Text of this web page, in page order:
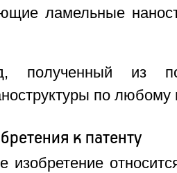
ламельные
полученный из
по любому
к патенту
изобретение